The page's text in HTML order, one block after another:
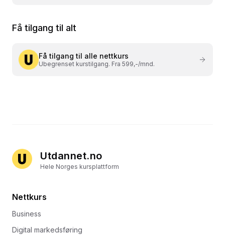
Få tilgang til alt
Få tilgang til alle nettkurs
Ubegrenset kurstilgang. Fra 599,-/mnd.
Utdannet.no
Hele Norges kursplattform
Nettkurs
Business
Digital markedsføring